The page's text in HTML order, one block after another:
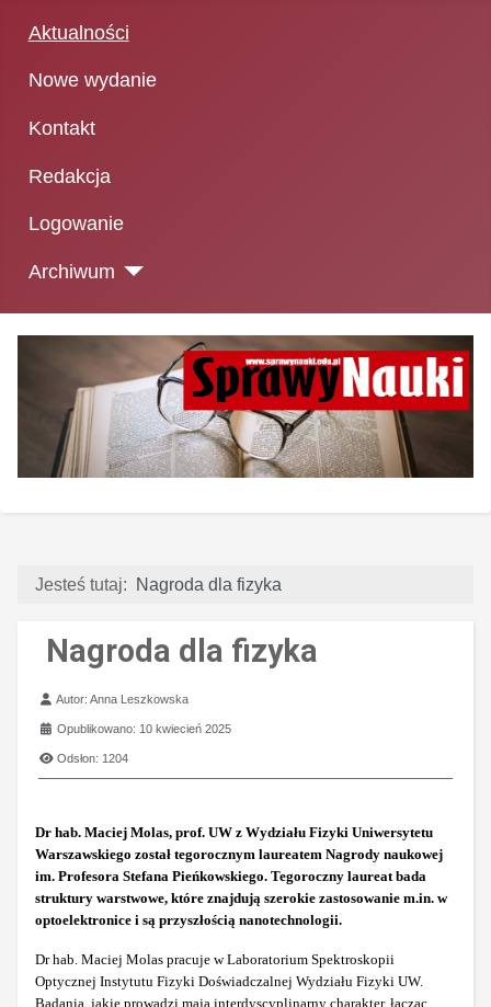
Aktualności
Nowe wydanie
Kontakt
Redakcja
Logowanie
Archiwum
Jesteś tutaj: Nagroda dla fizyka
Nagroda dla fizyka
Szczegóły
Autor:Anna Leszkowska
Opublikowano: 10 kwiecień 2025
Odsłon: 1204
Dr hab. Maciej Molas, prof. UW z Wydziału Fizyki Uniwersytetu
Warszawskiego został tegorocznym laureatem Nagrody naukowej
im. Profesora Stefana Pieńkowskiego. Tegoroczny laureat bada
struktury warstwowe, które znajdują szerokie zastosowanie m.in. w
optoelektronice i są przyszłością nanotechnologii.
Dr hab. Maciej Molas pracuje w Laboratorium Spektroskopii
Optycznej Instytutu Fizyki Doświadczalnej Wydziału Fizyki UW.
Badania, jakie prowadzi mają interdyscyplinarny charakter, łącząc